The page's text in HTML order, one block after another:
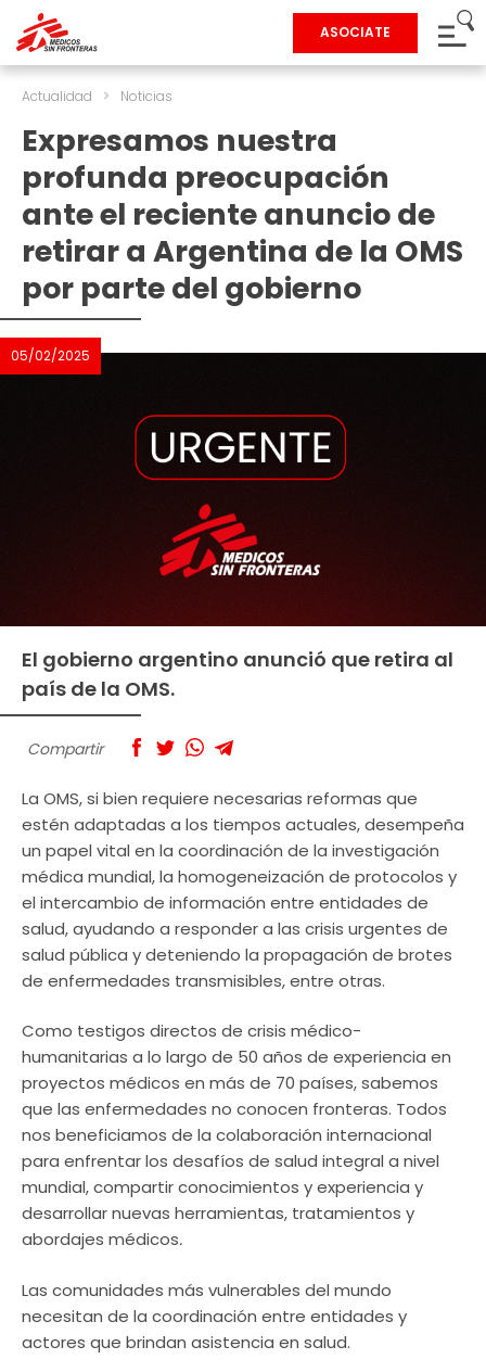
ASOCIATE
Actualidad > Noticias
Expresamos nuestra
profunda preocupación
ante el reciente anuncio de
retirar a Argentina de la OMS
por parte del gobierno
05/02/2025
El gobierno argentino anunció que retira al
país de la OMS.
Compartir
La OMS, si bien requiere necesarias reformas que
estén adaptadas a los tiempos actuales, desempeña
un papel vital en la coordinación de la investigación
médica mundial, la homogeneización de protocolos y
el intercambio de información entre entidades de
salud, ayudando a responder a las crisis urgentes de
salud pública y deteniendo la propagación de brotes
de enfermedades transmisibles, entre otras.
Como testigos directos de crisis médico-
humanitarias a lo largo de 50 años de experiencia en
proyectos médicos en más de 70 países, sabemos
que las enfermedades no conocen fronteras. Todos
nos beneficiamos de la colaboración internacional
para enfrentar los desafíos de salud integral a nivel
mundial, compartir conocimientos y experiencia y
desarrollar nuevas herramientas, tratamientos y
abordajes médicos.
Las comunidades más vulnerables del mundo
necesitan de la coordinación entre entidades y
actores que brindan asistencia en salud.